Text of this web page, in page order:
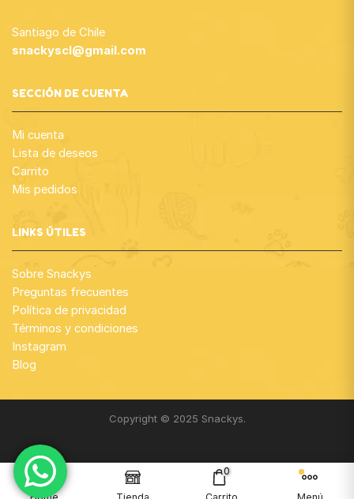
Santiago de Chile
snackyscl@gmail.com
SECCIÓN DE CUENTA
Mi cuenta
Lista de deseos
Carrito
Mis pedidos
LINKS ÚTILES
Sobre Snackys
Preguntas frecuentes
Política de privacidad
Términos y condiciones
Instagram
Blog
Copyright © 2025 Snackys.
¡Gracias por visitar nuestra web!
0